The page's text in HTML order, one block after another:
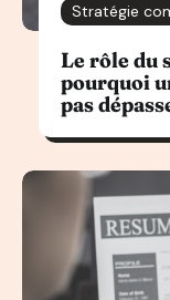
Stratégie
Le rôle du
pourquoi
pas